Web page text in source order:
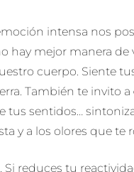
intensa nos
hay mejor manera de
cuerpo. Siente
También te invito a
tus sentidos…
y a los olores que te
Si reduces tu